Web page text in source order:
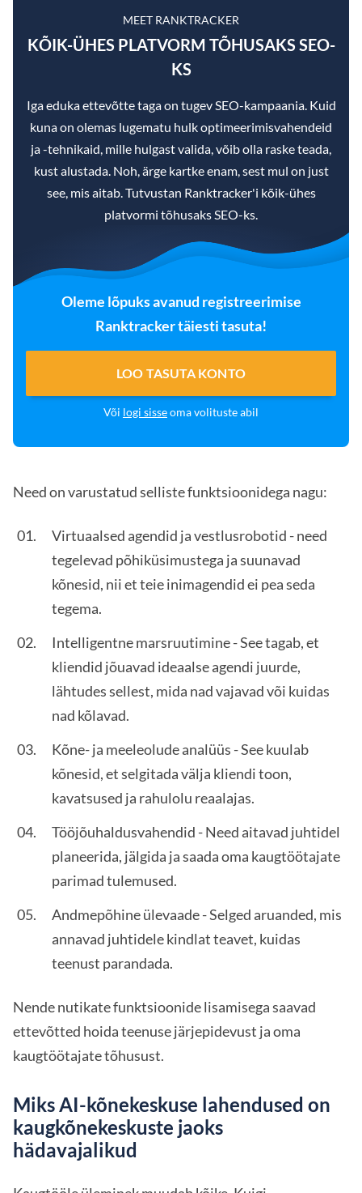
MEET RANKTRACKER
KÕIK-ÜHES PLATVORM TÕHUSAKS SEO-
KS
Iga eduka ettevõtte taga on tugev SEO-kampaania. Kuid
kuna on olemas lugematu hulk optimeerimisvahendeid
ja -tehnikaid, mille hulgast valida, võib olla raske teada,
kust alustada. Noh, ärge kartke enam, sest mul on just
see, mis aitab. Tutvustan Ranktracker'i kõik-ühes
platvormi tõhusaks SEO-ks.
Oleme lõpuks avanud registreerimise
Ranktracker täiesti tasuta!
LOO TASUTA KONTO
Või logi sisseoma volituste abil
Need on varustatud selliste funktsioonidega nagu:
Virtuaalsed agendid ja vestlusrobotid - need
tegelevad põhiküsimustega ja suunavad
kõnesid, nii et teie inimagendid ei pea seda
tegema.
Intelligentne marsruutimine - See tagab, et
kliendid jõuavad ideaalse agendi juurde,
lähtudes sellest, mida nad vajavad või kuidas
nad kõlavad.
Kõne- ja meeleolude analüüs - See kuulab
kõnesid, et selgitada välja kliendi toon,
kavatsused ja rahulolu reaalajas.
Tööjõuhaldusvahendid - Need aitavad juhtidel
planeerida, jälgida ja saada oma kaugtöötajate
parimad tulemused.
Andmepõhine ülevaade - Selged aruanded, mis
annavad juhtidele kindlat teavet, kuidas
teenust parandada.
Nende nutikate funktsioonide lisamisega saavad
ettevõtted hoida teenuse järjepidevust ja oma
kaugtöötajate tõhusust.
Miks AI-kõnekeskuse lahendused on
kaugkõnekeskuste jaoks
hädavajalikud